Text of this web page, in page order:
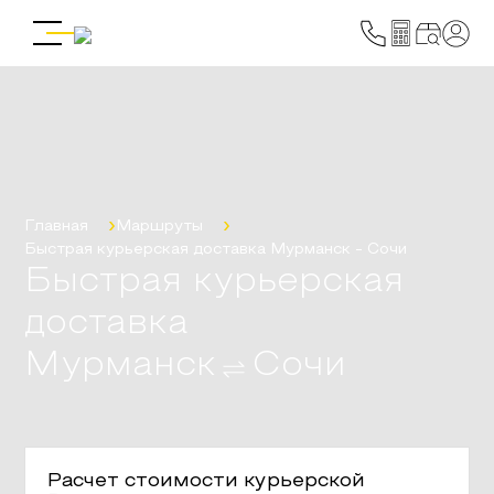
Главная
Маршруты
Быстрая курьерская доставка
Мурманск - Сочи
Быстрая курьерская
доставка
Мурманск
Сочи
Расчет стоимости курьерской